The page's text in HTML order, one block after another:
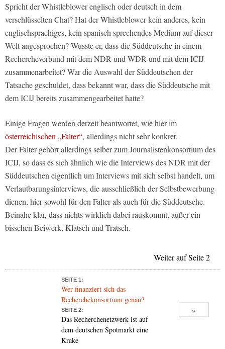
Spricht der Whistleblower englisch oder deutsch in dem
verschlüsselten Chat? Hat der Whistleblower kein anderes, kein
englischsprachiges, kein spanisch sprechendes Medium auf dieser
Welt angesprochen? Wusste er, dass die Süddeutsche in einem
Rechercheverbund mit dem NDR und WDR und mit dem ICIJ
zusammenarbeitet? War die Auswahl der Süddeutschen der
Tatsache geschuldet, dass bekannt war, dass die Süddeutsche mit
dem ICIJ bereits zusammengearbeitet hatte?
Einige Fragen werden derzeit beantwortet, wie hier im
österreichischen „Falter“, allerdings nicht sehr konkret.
Der Falter gehört allerdings selber zum Journalistenkonsortium des
ICIJ, so dass es sich ähnlich wie die Interviews des NDR mit der
Süddeutschen eigentlich um Interviews mit sich selbst handelt, um
Verlautbarungsinterviews, die ausschließlich der Selbstbewerbung
dienen, hier sowohl für den Falter als auch für die Süddeutsche.
Beinahe klar, dass nichts wirklich dabei rauskommt, außer ein
bisschen Beiwerk, Klatsch und Tratsch.
Weiter auf Seite 2
SEITE 1:
Wer finanziert sich das
Recherchekonsortium genau?
SEITE 2:
Das Recherchenetzwerk ist auf
dem deutschen Spotmarkt eine
Krake
»